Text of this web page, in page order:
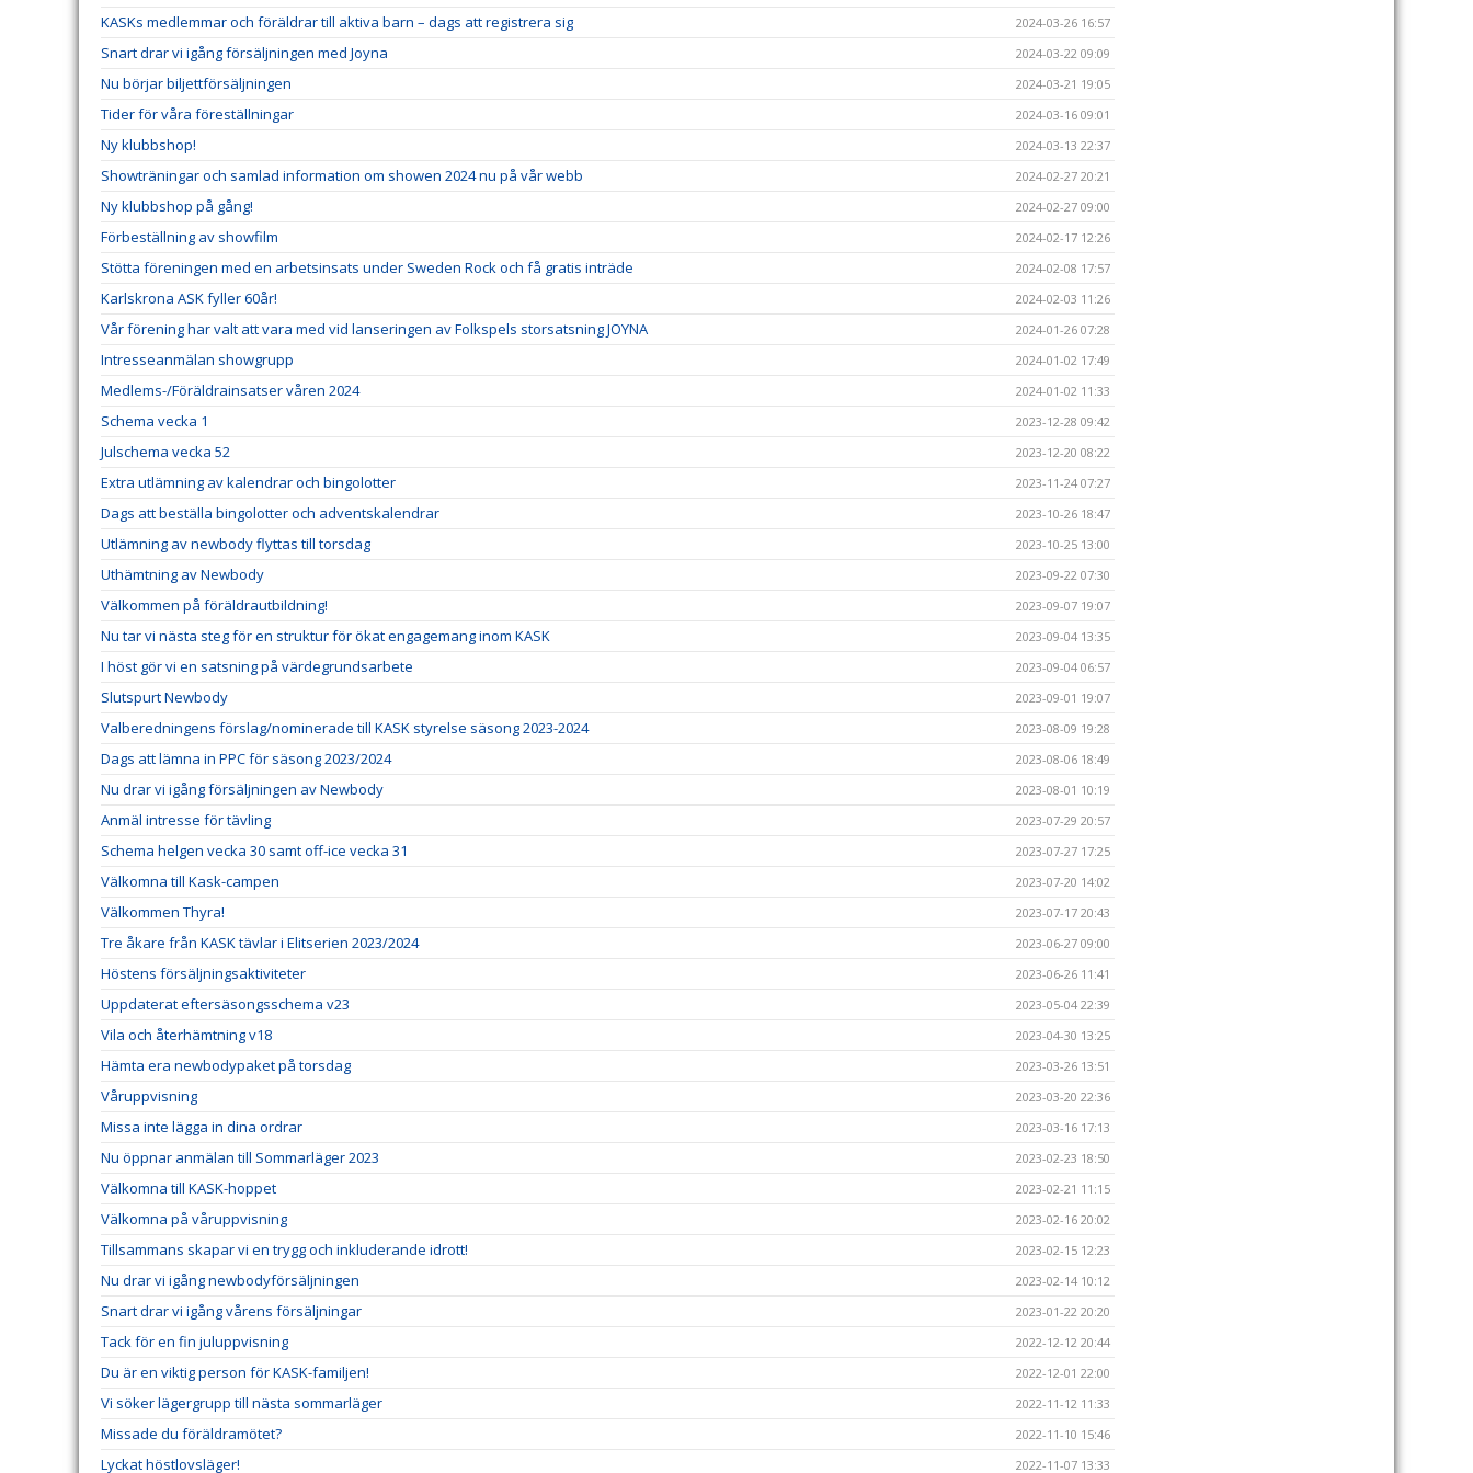
KASKs medlemmar och föräldrar till aktiva barn – dags att registrera sig 2024-03-26 16:57
Snart drar vi igång försäljningen med Joyna 2024-03-22 09:09
Nu börjar biljettförsäljningen 2024-03-21 19:05
Tider för våra föreställningar 2024-03-16 09:01
Ny klubbshop! 2024-03-13 22:37
Showträningar och samlad information om showen 2024 nu på vår webb 2024-02-27 20:21
Ny klubbshop på gång! 2024-02-27 09:00
Förbeställning av showfilm 2024-02-17 12:26
Stötta föreningen med en arbetsinsats under Sweden Rock och få gratis inträde 2024-02-08 17:57
Karlskrona ASK fyller 60år! 2024-02-03 11:26
Vår förening har valt att vara med vid lanseringen av Folkspels storsatsning JOYNA 2024-01-26 07:28
Intresseanmälan showgrupp 2024-01-02 17:49
Medlems-/Föräldrainsatser våren 2024 2024-01-02 11:33
Schema vecka 1 2023-12-28 09:42
Julschema vecka 52 2023-12-20 08:22
Extra utlämning av kalendrar och bingolotter 2023-11-24 07:27
Dags att beställa bingolotter och adventskalendrar 2023-10-26 18:47
Utlämning av newbody flyttas till torsdag 2023-10-25 13:00
Uthämtning av Newbody 2023-09-22 07:30
Välkommen på föräldrautbildning! 2023-09-07 19:07
Nu tar vi nästa steg för en struktur för ökat engagemang inom KASK 2023-09-04 13:35
I höst gör vi en satsning på värdegrundsarbete 2023-09-04 06:57
Slutspurt Newbody 2023-09-01 19:07
Valberedningens förslag/nominerade till KASK styrelse säsong 2023-2024 2023-08-09 19:28
Dags att lämna in PPC för säsong 2023/2024 2023-08-06 18:49
Nu drar vi igång försäljningen av Newbody 2023-08-01 10:19
Anmäl intresse för tävling 2023-07-29 20:57
Schema helgen vecka 30 samt off-ice vecka 31 2023-07-27 17:25
Välkomna till Kask-campen 2023-07-20 14:02
Välkommen Thyra! 2023-07-17 20:43
Tre åkare från KASK tävlar i Elitserien 2023/2024 2023-06-27 09:00
Höstens försäljningsaktiviteter 2023-06-26 11:41
Uppdaterat eftersäsongsschema v23 2023-05-04 22:39
Vila och återhämtning v18 2023-04-30 13:25
Hämta era newbodypaket på torsdag 2023-03-26 13:51
Våruppvisning 2023-03-20 22:36
Missa inte lägga in dina ordrar 2023-03-16 17:13
Nu öppnar anmälan till Sommarläger 2023 2023-02-23 18:50
Välkomna till KASK-hoppet 2023-02-21 11:15
Välkomna på våruppvisning 2023-02-16 20:02
Tillsammans skapar vi en trygg och inkluderande idrott! 2023-02-15 12:23
Nu drar vi igång newbodyförsäljningen 2023-02-14 10:12
Snart drar vi igång vårens försäljningar 2023-01-22 20:20
Tack för en fin juluppvisning 2022-12-12 20:44
Du är en viktig person för KASK-familjen! 2022-12-01 22:00
Vi söker lägergrupp till nästa sommarläger 2022-11-12 11:33
Missade du föräldramötet? 2022-11-10 15:46
Lyckat höstlovsläger! 2022-11-07 13:33